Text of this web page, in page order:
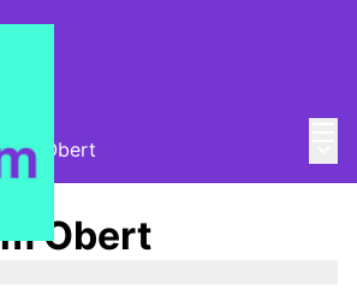
Obert
Obert